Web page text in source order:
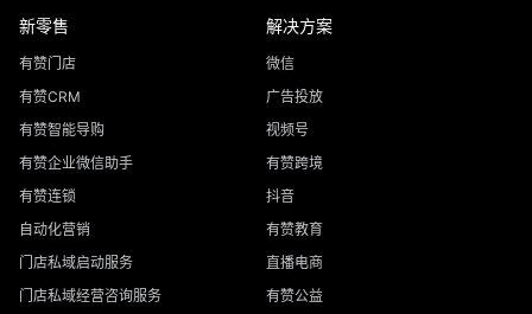
新零售
有赞门店
有赞CRM
有赞智能导购
有赞企业微信助手
有赞连锁
自动化营销
门店私域启动服务
门店私域经营咨询服务
解决方案
微信
广告投放
视频号
有赞跨境
抖音
有赞教育
直播电商
有赞公益